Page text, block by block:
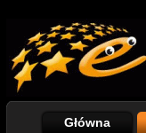
Główna